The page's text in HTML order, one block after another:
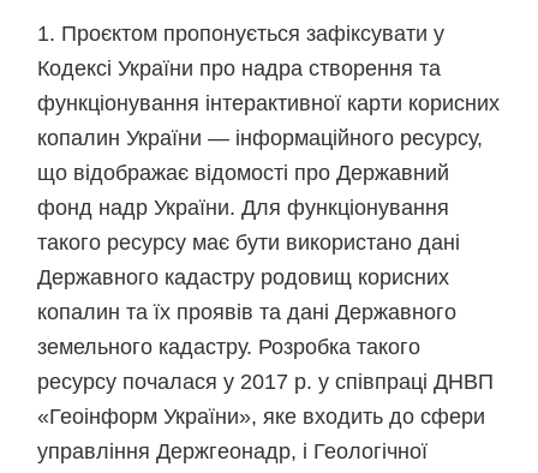
1. Проєктом пропонується зафіксувати у
Кодексі України про надра створення та
функціонування інтерактивної карти корисних
копалин України — інформаційного ресурсу,
що відображає відомості про Державний
фонд надр України. Для функціонування
такого ресурсу має бути використано дані
Державного кадастру родовищ корисних
копалин та їх проявів та дані Державного
земельного кадастру. Розробка такого
ресурсу почалася у 2017 р. у співпраці ДНВП
«Геоінформ України», яке входить до сфери
управління Держгеонадр, і Геологічної